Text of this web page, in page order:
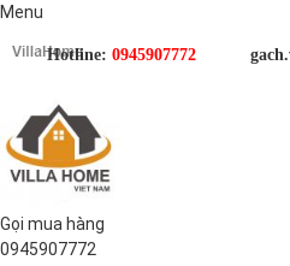
Menu
Hotline: 0945907772
Gọi mua hàng
0945907772